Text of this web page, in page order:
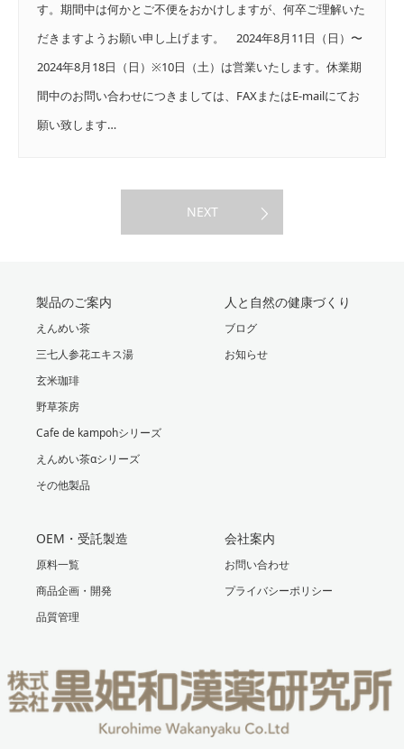
す。期間中は何かとご不便をおかけしますが、何卒ご理解いた
だきますようお願い申し上げます。 2024年8月11日（日）〜
2024年8月18日（日）※10日（土）は営業いたします。休業期
間中のお問い合わせにつきましては、FAXまたはE-mailにてお
願い致します…
NEXT
製品のご案内
えんめい茶
三七人参花エキス湯
玄米珈琲
野草茶房
Cafe de kampohシリーズ
えんめい茶αシリーズ
その他製品
人と自然の健康づくり
ブログ
お知らせ
OEM・受託製造
原料一覧
商品企画・開発
品質管理
会社案内
お問い合わせ
プライバシーポリシー